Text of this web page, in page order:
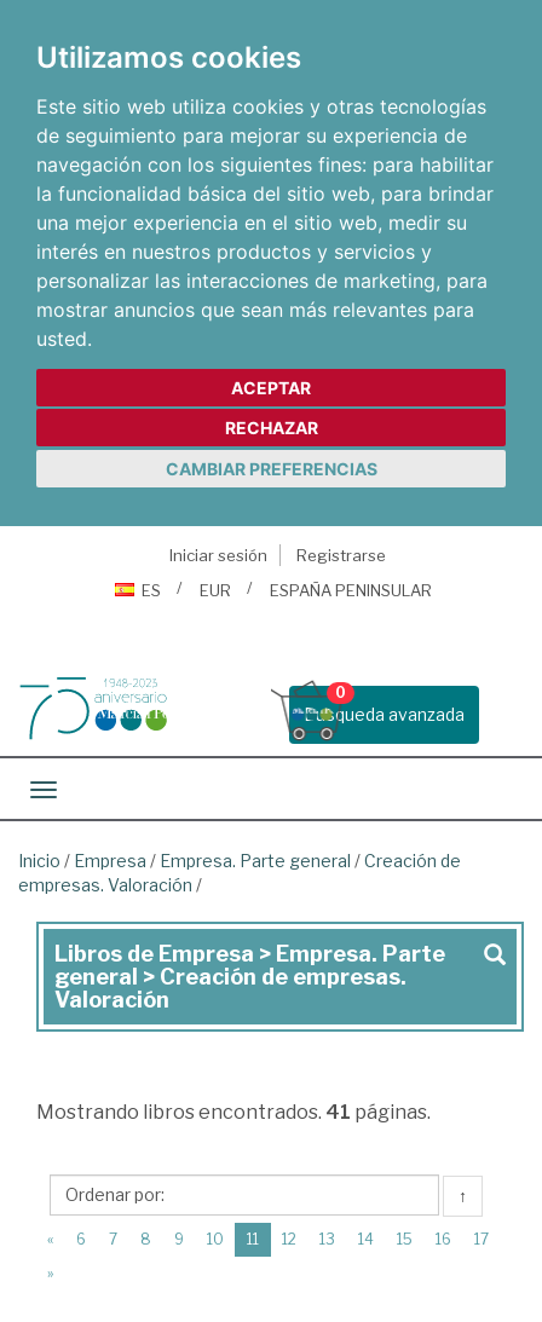
Utilizamos cookies
Este sitio web utiliza cookies y otras tecnologías
de seguimiento para mejorar su experiencia de
navegación con los siguientes fines: para habilitar
la funcionalidad básica del sitio web, para brindar
una mejor experiencia en el sitio web, medir su
interés en nuestros productos y servicios y
personalizar las interacciones de marketing, para
mostrar anuncios que sean más relevantes para
usted.
ACEPTAR
RECHAZAR
CAMBIAR PREFERENCIAS
Iniciar sesión
Registrarse
ES
EUR ESPAÑA PENINSULAR
Busqueda avanzada
0
Toggle navigation
Inicio / Empresa / Empresa. Parte general /Creación de
empresas. Valoración /
Libros
de
Empresa
Empresa.
general
>
Creación
Libros de Empresa > Empresa. Parte
general > Creación de empresas.
Valoración
Mostrando libros encontrados. 41 páginas.
↑
« 6 7 8 9 10 11 (current)
12 13 14 15 16
17
»